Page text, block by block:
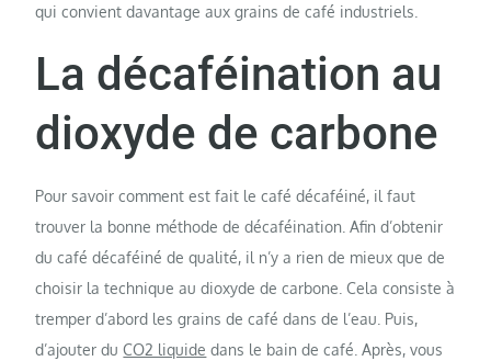
qui convient davantage aux grains de café industriels.
La décaféination au
dioxyde de carbone
Pour savoir comment est fait le café décaféiné, il faut
trouver la bonne méthode de décaféination. Afin d’obtenir
du café décaféiné de qualité, il n’y a rien de mieux que de
choisir la technique au dioxyde de carbone. Cela consiste à
tremper d’abord les grains de café dans de l’eau. Puis,
d’ajouter duCO2 liquide dans le bain de café. Après, vous